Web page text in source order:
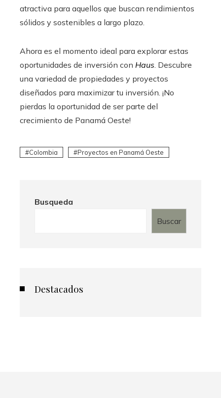
atractiva para aquellos que buscan rendimientos
sólidos y sostenibles a largo plazo.
Ahora es el momento ideal para explorar estas
oportunidades de inversión con Haus . Descubre
una variedad de propiedades y proyectos
diseñados para maximizar tu inversión. ¡No
pierdas la oportunidad de ser parte del
crecimiento de Panamá Oeste!
Colombia Proyectos en Panamá Oeste
Busqueda
Buscar
Destacados